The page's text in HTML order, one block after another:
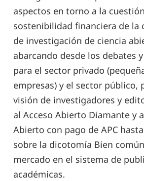
aspectos en torno a la
sostenibilidad financiera de la
de investigación de ciencia
abarcando desde los debates
para el sector privado
empresas) y el sector público,
visión de investigadores y
al Acceso Abierto Diamante y
Abierto con pago de APC
sobre la dicotomía Bien
mercado en el sistema de
académicas.